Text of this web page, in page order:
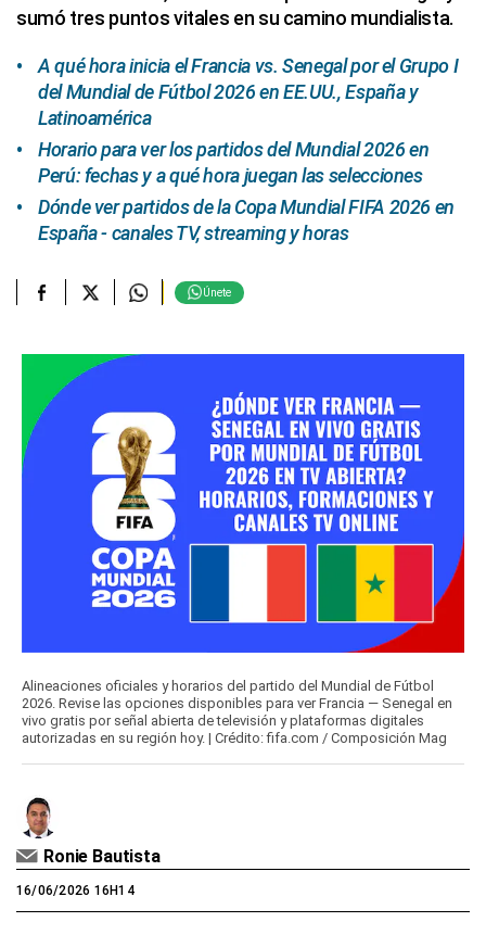
sumó tres puntos vitales en su camino mundialista.
A qué hora inicia el Francia vs. Senegal por el Grupo I
del Mundial de Fútbol 2026 en EE.UU., España y
Latinoamérica
Horario para ver los partidos del Mundial 2026 en
Perú: fechas y a qué hora juegan las selecciones
Dónde ver partidos de la Copa Mundial FIFA 2026 en
España - canales TV, streaming y horas
Únete
Alineaciones oficiales y horarios del partido del Mundial de Fútbol
2026. Revise las opciones disponibles para ver Francia — Senegal en
vivo gratis por señal abierta de televisión y plataformas digitales
autorizadas en su región hoy. | Crédito: fifa.com / Composición Mag
Ronie Bautista
16/06/2026 16H14